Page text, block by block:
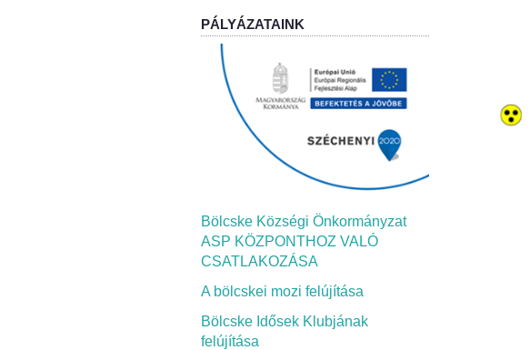
PÁLYÁZATAINK
Bölcske Községi Önkormányzat
ASP KÖZPONTHOZ VALÓ
CSATLAKOZÁSA
A bölcskei mozi felújítása
Bölcske Idősek Klubjának
felújítása